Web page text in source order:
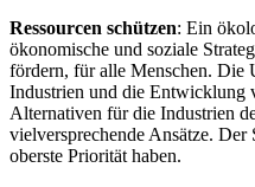
Ressourcen schützen: Ein
ökonomische und soziale
fördern, für alle Menschen. Die
Industrien und die Entwicklung
Alternativen für die Industrien
vielversprechende Ansätze. Der
oberste Priorität haben.